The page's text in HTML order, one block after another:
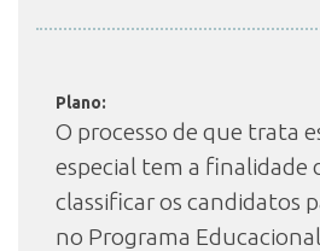
CONTATO
Plano:
O processo de que trata
especial tem a finalidade
classificar os candidatos
no Programa